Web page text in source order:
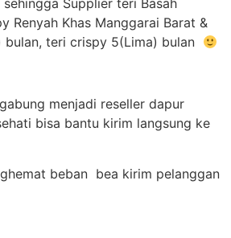
sehingga Supplier teri Basah
Renyah Khas Manggarai Barat &
bulan, teri crispy 5(Lima) bulan
menjadi reseller dapur
bisa bantu kirim langsung ke
beban bea kirim pelanggan